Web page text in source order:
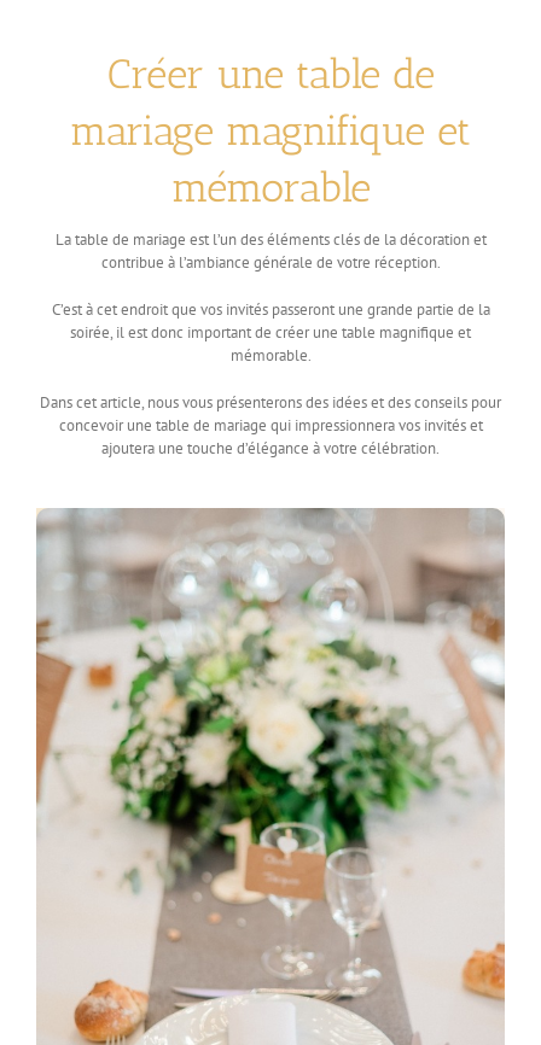
Créer une table de
mariage magnifique et
mémorable
La table de mariage est l’un des éléments clés de la décoration et
contribue à l’ambiance générale de votre réception.
C’est à cet endroit que vos invités passeront une grande partie de la
soirée, il est donc important de créer une table magnifique et
mémorable.
Dans cet article, nous vous présenterons des idées et des conseils pour
concevoir une table de mariage qui impressionnera vos invités et
ajoutera une touche d’élégance à votre célébration.